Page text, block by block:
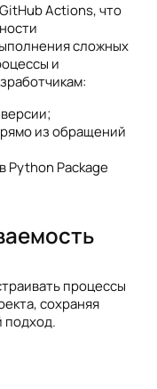
Actions, что
сложных
и
из обращений
Python Package
процессы
сохраняя
подход.